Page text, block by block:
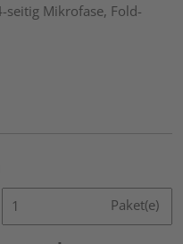
Mikrofase, Fold-
Paket(e)